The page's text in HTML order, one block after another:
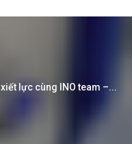
lực cùng INO team –...